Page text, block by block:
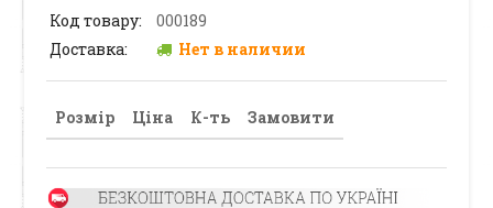
Код товару:
000189
Доставка:
Нет в наличии
Розмір Ціна К-ть Замовити